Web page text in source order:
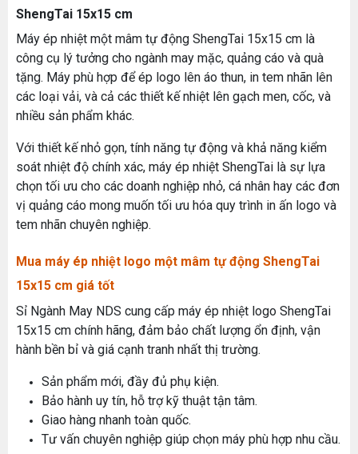
ShengTai 15x15 cm
Máy ép nhiệt một mâm tự động ShengTai 15x15 cm là
công cụ lý tưởng cho ngành may mặc, quảng cáo và quà
tặng. Máy phù hợp để ép logo lên áo thun, in tem nhãn lên
các loại vải, và cả các thiết kế nhiệt lên gạch men, cốc, và
nhiều sản phẩm khác.
Với thiết kế nhỏ gọn, tính năng tự động và khả năng kiểm
soát nhiệt độ chính xác, máy ép nhiệt ShengTai là sự lựa
chọn tối ưu cho các doanh nghiệp nhỏ, cá nhân hay các đơn
vị quảng cáo mong muốn tối ưu hóa quy trình in ấn logo và
tem nhãn chuyên nghiệp.
Mua máy ép nhiệt logo một mâm tự động ShengTai
15x15 cm giá tốt
Sỉ Ngành May NDS cung cấp máy ép nhiệt logo ShengTai
15x15 cm chính hãng, đảm bảo chất lượng ổn định, vận
hành bền bỉ và giá cạnh tranh nhất thị trường.
Sản phẩm mới, đầy đủ phụ kiện.
Bảo hành uy tín, hỗ trợ kỹ thuật tận tâm.
Giao hàng nhanh toàn quốc.
Tư vấn chuyên nghiệp giúp chọn máy phù hợp nhu cầu.
Máy May Bao Cầm Tay: Chọn Máy Chạy Pin Hay
Chạy Điện Tốt Hơn? So Sánh Chi Tiết 2025
Thứ tư, 20/11/2024
Đăng nhập để xem giá sỉ
Giá bán lẻ:
MÁY QUẤN DÂY ĐAI TỰ ĐỘNG
Đăng nhập để xem giá sỉ
Giá bán lẻ: